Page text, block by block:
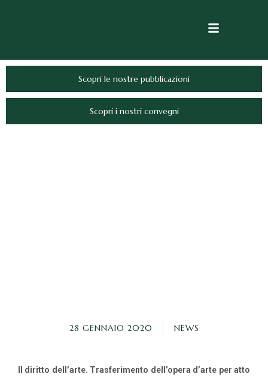
Scopri le nostre pubblicazioni
Scopri i nostri convegni
28 GENNAIO 2020 NEWS
Il diritto dell’arte. Trasferimento dell’opera d’arte per atto